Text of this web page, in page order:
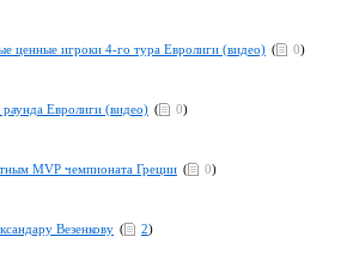
ценные игроки 4-го тура Евролиги (видео) ( 0)
Евролиги (видео) ( 0)
MVP чемпионата Греции ( 0)
Везенкову ( 2)